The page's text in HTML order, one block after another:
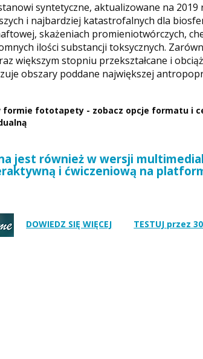
syntetyczne, aktualizowane na
i najbardziej katastrofalnych dla
skażeniach promieniotwórczych,
ilości substancji toksycznych.
większym stopniu przekształcane i
obszary poddane największej
formie fototapety - zobacz opcje formatu i
jest również w wersji
i ćwiczeniową na
DOWIEDZ SIĘ WIĘCEJ TESTUJ przez